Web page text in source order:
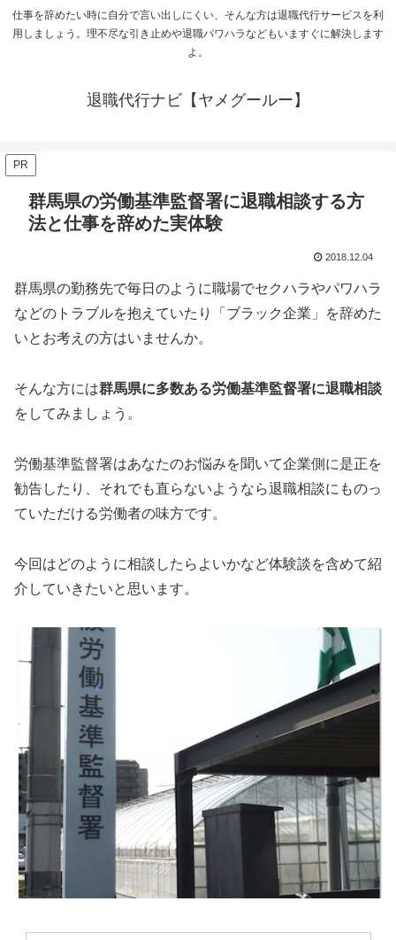
仕事を辞めたい時に自分で言い出しにくい、そんな方は退職代行サービスを利
用しましょう。理不尽な引き止めや退職パワハラなどもいますぐに解決します
よ。
退職代行ナビ【ヤメグールー】
PR
群馬県の労働基準監督署に退職相談する方
法と仕事を辞めた実体験
2018.12.04
群馬県の勤務先で毎日のように職場でセクハラやパワハラ
などのトラブルを抱えていたり「ブラック企業」を辞めた
いとお考えの方はいませんか。
そんな方には群馬県に多数ある労働基準監督署に退職相談
をしてみましょう。
労働基準監督署はあなたのお悩みを聞いて企業側に是正を
勧告したり、それでも直らないようなら退職相談にものっ
ていただける労働者の味方です。
今回はどのように相談したらよいかなど体験談を含めて紹
介していきたいと思います。